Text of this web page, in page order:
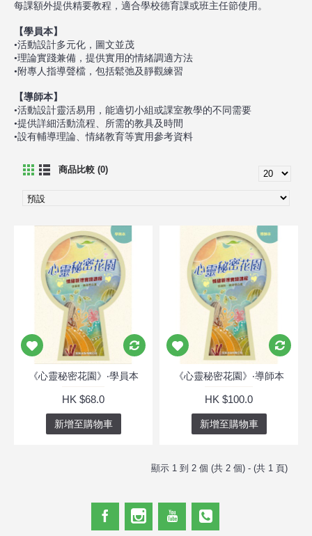
每課額外提供精要教程，適合學校德育課或班主任節使用。
【學員本】
•活動設計多元化，圖⽂並茂
•理論實踐兼備，提供實用的情緒調適方法
•附專人指導聲檔，包括鬆弛及靜觀練習
【導師本】
•活動設計靈活易用，能適切小組或課室教學的不同需要
•提供詳細活動流程、所需的教具及時間
•設有輔導理論、情緒教育等實用參考資料
商品比較 (0)
《心靈秘密花園》‧學員本
HK $68.0
新增至購物車
《心靈秘密花園》‧導師本
HK $100.0
新增至購物車
顯示 1 到 2 個 (共 2 個) - (共 1 頁)